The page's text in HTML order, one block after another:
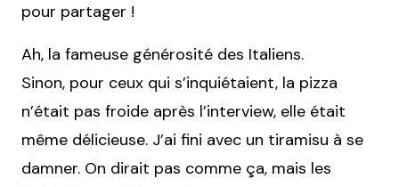
pour partager !
Ah, la fameuse générosité des Italiens.
Sinon, pour ceux qui s’inquiétaient, la pizza
n’était pas froide après l’interview, elle était
même délicieuse. J’ai fini avec un tiramisu à se
damner. On dirait pas comme ça, mais les